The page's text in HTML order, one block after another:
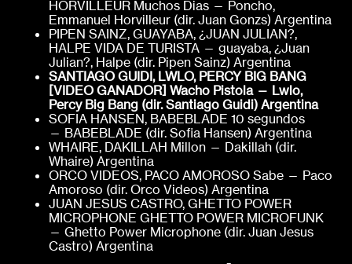
HORVILLEUR Muchos Dias — Poncho,
Emmanuel Horvilleur (dir. Juan Gonzs) Argentina
PIPEN SAINZ, GUAYABA, ¿JUAN JULIAN?,
HALPE VIDA DE TURISTA — guayaba, ¿Juan
Julian?, Halpe (dir. Pipen Sainz) Argentina
SANTIAGO GUIDI, LWLO, PERCY BIG BANG
[VIDEO GANADOR] Wacho Pistola — Lwlo,
Percy Big Bang (dir. Santiago Guidi) Argentina
SOFIA HANSEN, BABEBLADE 10 segundos
— BABEBLADE (dir. Sofia Hansen) Argentina
WHAIRE, DAKILLAH Millon — Dakillah (dir.
Whaire) Argentina
ORCO VIDEOS, PACO AMOROSO Sabe — Paco
Amoroso (dir. Orco Videos) Argentina
JUAN JESUS CASTRO, GHETTO POWER
MICROPHONE GHETTO POWER MICROFUNK
— Ghetto Power Microphone (dir. Juan Jesus
Castro) Argentina